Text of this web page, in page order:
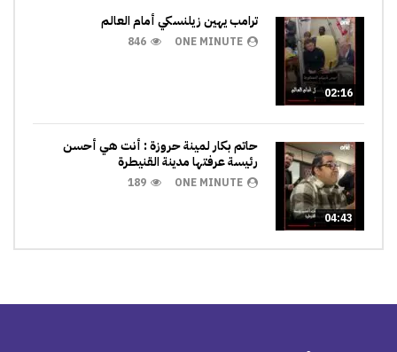
02:16
ترامب يهين زيلنسكي أمام العالم
ONE MINUTE
846
04:43
حاتم بكار لمينة حروزة : أنت هي أحسن
رئيسة عرفتها مدينة القنيطرة
ONE MINUTE
189